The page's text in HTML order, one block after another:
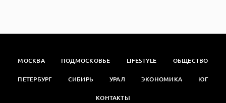
МОСКВА ПОДМОСКОВЬЕ LIFESTYLE ОБЩЕСТВО
ПЕТЕРБУРГ СИБИРЬ УРАЛ ЭКОНОМИКА ЮГ
КОНТАКТЫ